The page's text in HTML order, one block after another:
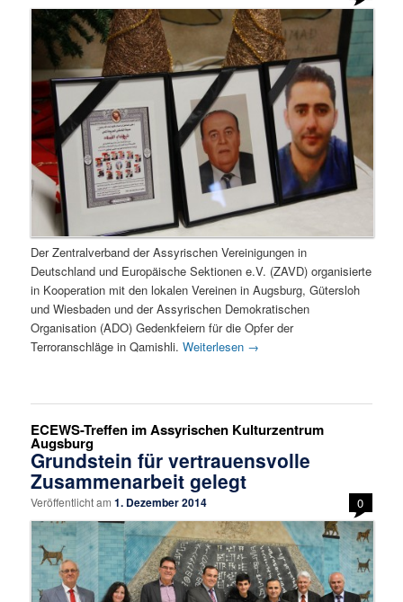
Der Zentralverband der Assyrischen Vereinigungen in
Deutschland und Europäische Sektionen e.V. (ZAVD) organisierte
in Kooperation mit den lokalen Vereinen in Augsburg, Gütersloh
und Wiesbaden und der Assyrischen Demokratischen
Organisation (ADO) Gedenkfeiern für die Opfer der
Terroranschläge in Qamishli.Weiterlesen →
ECEWS-Treffen im Assyrischen Kulturzentrum
Augsburg
Grundstein für vertrauensvolle
Zusammenarbeit gelegt
Veröffentlicht am1. Dezember 2014 0